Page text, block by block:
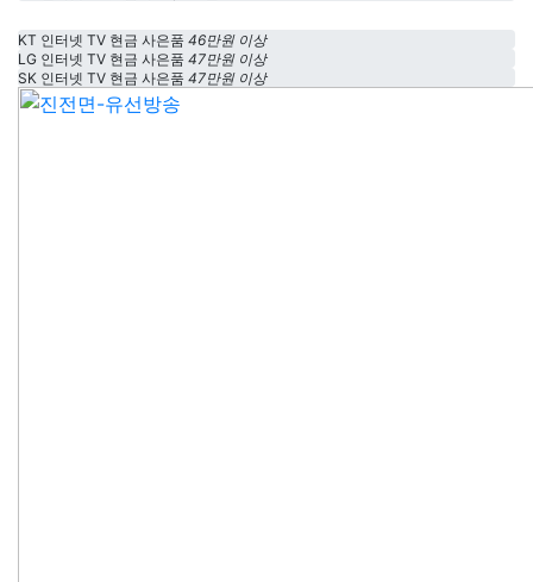
KT 인터넷 TV 현금 사은품 46만원 이상
LG 인터넷 TV 현금 사은품 47만원 이상
SK 인터넷 TV 현금 사은품 47만원 이상